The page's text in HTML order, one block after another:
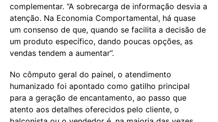
complementar. “A sobrecarga de informação desvia a
atenção. Na Economia Comportamental, há quase
um consenso de que, quando se facilita a decisão de
um produto específico, dando poucas opções, as
vendas tendem a aumentar”.
No cômputo geral do painel, o atendimento
humanizado foi apontado como gatilho principal
para a geração de encantamento, ao passo que
atento aos detalhes oferecidos pelo cliente, o